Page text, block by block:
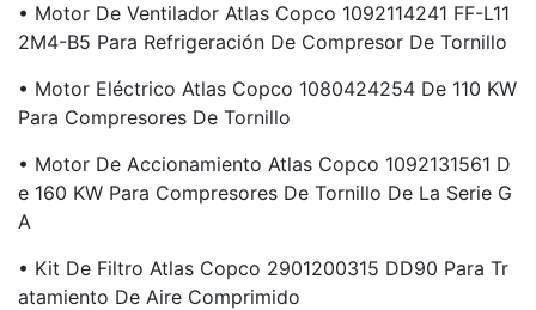
• Motor De Ventilador Atlas Copco 1092114241 FF-L11
2M4-B5 Para Refrigeración De Compresor De Tornillo
• Motor Eléctrico Atlas Copco 1080424254 De 110 KW
Para Compresores De Tornillo
• Motor De Accionamiento Atlas Copco 1092131561 D
E 160 KW Para Compresores De Tornillo De La Serie G
A
• Kit De Filtro Atlas Copco 2901200315 DD90 Para Tr
Atamiento De Aire Comprimido